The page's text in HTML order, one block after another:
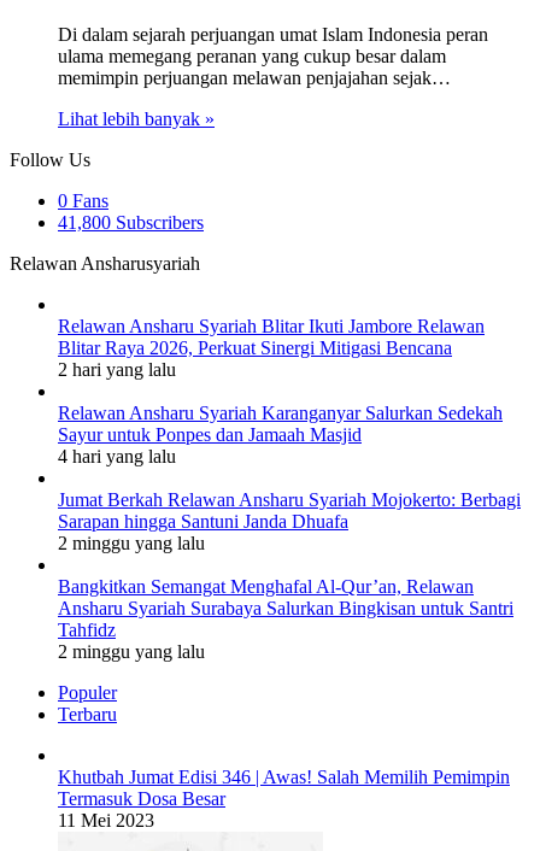
Di dalam sejarah perjuangan umat Islam Indonesia peran
ulama memegang peranan yang cukup besar dalam
memimpin perjuangan melawan penjajahan sejak…
Lihat lebih banyak »
Follow Us
0 Fans
41,800 Subscribers
Relawan Ansharusyariah
Relawan Ansharu Syariah Blitar Ikuti Jambore Relawan
Blitar Raya 2026, Perkuat Sinergi Mitigasi Bencana
2 hari yang lalu
Relawan Ansharu Syariah Karanganyar Salurkan Sedekah
Sayur untuk Ponpes dan Jamaah Masjid
4 hari yang lalu
Jumat Berkah Relawan Ansharu Syariah Mojokerto: Berbagi
Sarapan hingga Santuni Janda Dhuafa
2 minggu yang lalu
Bangkitkan Semangat Menghafal Al-Qur’an, Relawan
Ansharu Syariah Surabaya Salurkan Bingkisan untuk Santri
Tahfidz
2 minggu yang lalu
Populer
Terbaru
Khutbah Jumat Edisi 346 | Awas! Salah Memilih Pemimpin
Termasuk Dosa Besar
11 Mei 2023